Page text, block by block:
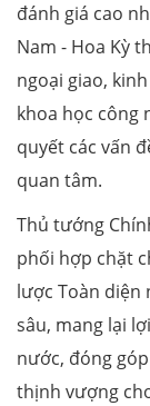
đánh giá cao
Nam - Hoa Kỳ
ngoại giao,
khoa học công
quyết các vấn
quan tâm.
Thủ tướng
phối hợp chặt
lược Toàn diện
sâu, mang lại
nước, đóng
thịnh vượng